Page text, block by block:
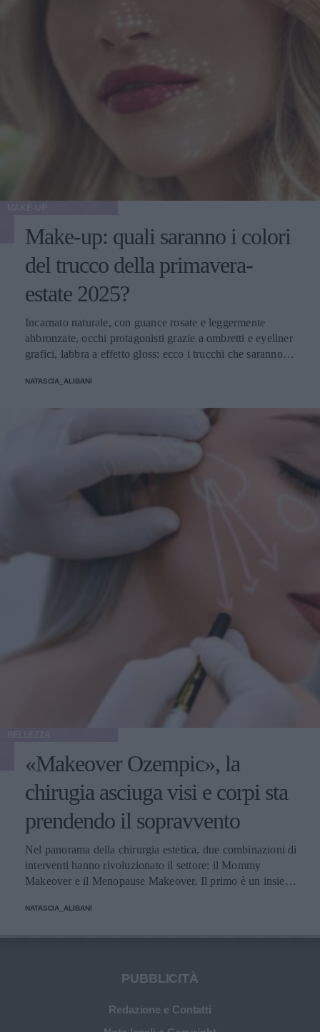
Make-up: quali saranno i colori
del trucco della primavera-
estate 2025?
Incarnato naturale, con guance rosate e leggermente
abbronzate, occhi protagonisti grazie a ombretti e eyeliner
grafici, labbra a effetto gloss: ecco i trucchi che saranno
NATASCIA_ALIBANI
«Makeover Ozempic», la
chirugia asciuga visi e corpi sta
prendendo il sopravvento
Nel panorama della chirurgia estetica, due combinazioni di
interventi hanno rivoluzionato il settore: il Mommy
Makeover e il Menopause Makeover. Il primo è un insieme
donne a recuperare la forma fisica e l'aspetto che avevano
rilassamento cutaneo o perdita di tono. Il secondo, invece,
a questi si aggiunge a questa élite una terza opzione
NATASCIA_ALIBANI
PUBBLICITÀ
Redazione e Contatti